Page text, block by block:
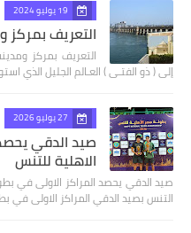
19 يوليو 2024
التعريف بمركز
التعريف بمركز
إلى ( ذو الفتـى ) العـالم الجليل الذي
27 يوليو 2026
صيد الدقي
الاهلية للتنس
صيد الدقي يحصد المراكز الاولى في
التنس بصيد الدقي المراكز الاولى في